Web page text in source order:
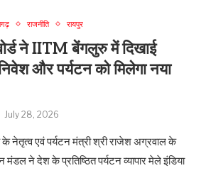
राजनीति रायपुर
ने IITM बेंगलुरु में दिखाई
और पर्यटन को मिलेगा नया
July 28, 2026
के नेतृत्व एवं पर्यटन मंत्री श्री राजेश अग्रवाल के
मंडल ने देश के प्रतिष्ठित पर्यटन व्यापार मेले इंडिया